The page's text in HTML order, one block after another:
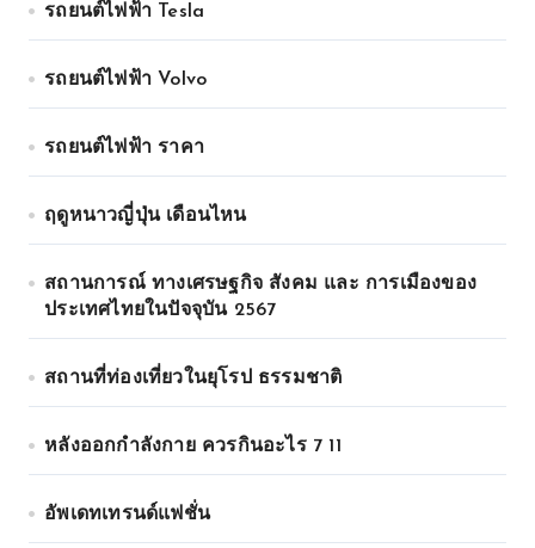
รถยนต์ไฟฟ้า Tesla
รถยนต์ไฟฟ้า Volvo
รถยนต์ไฟฟ้า ราคา
ฤดูหนาวญี่ปุ่น เดือนไหน
สถานการณ์ ทางเศรษฐกิจ สังคม และ การเมืองของ
ประเทศไทยในปัจจุบัน 2567
สถานที่ท่องเที่ยวในยุโรป ธรรมชาติ
หลังออกกําลังกาย ควรกินอะไร 7 11
อัพเดทเทรนด์แฟชั่น